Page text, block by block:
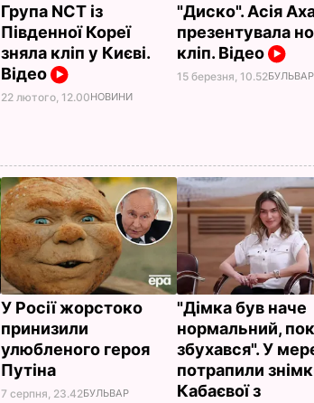
Група NCT із
Південної Кореї
зняла кліп у Києві.
Відео
22 лютого, 12.00НОВИНИ
"Диско". Асія
презентувала
кліп. Відео
15 березня, 10.52БУЛЬВАР
У Росії жорстоко
принизили
улюбленого героя
Путіна
7 серпня, 23.42БУЛЬВАР
"Дімка був наче
нормальний,
збухався". У
потрапили
Кабаєвої з